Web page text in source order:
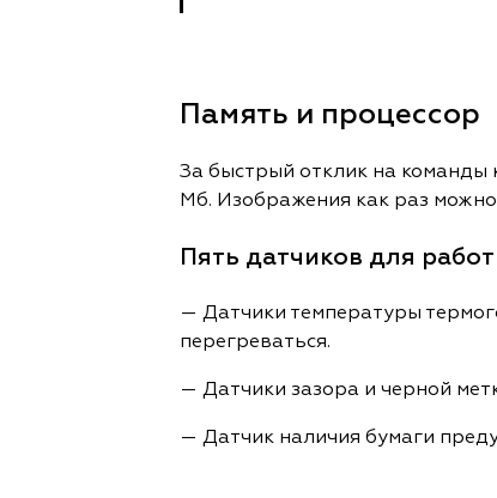
Память и процессор
За быстрый отклик на команды
Мб. Изображения как раз можно
Пять датчиков для
— Датчики температуры
перегреваться.
— Датчики зазора и черной
— Датчик наличия бумаги